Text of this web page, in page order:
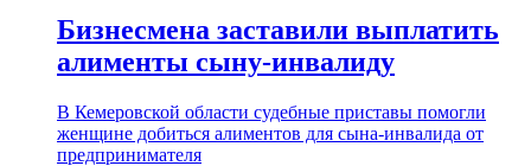
Бизнесмена заставили выплатить
алименты сыну-инвалиду
В Кемеровской области судебные приставы помогли
женщине добиться алиментов для сына-инвалида от
предпринимателя